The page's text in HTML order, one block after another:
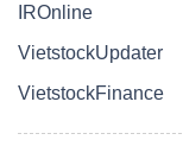
IROnline
VietstockUpdater
VietstockFinance